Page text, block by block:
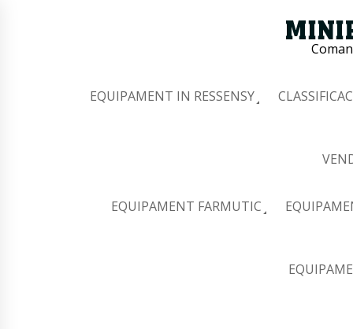
EQUIPAMENT IN RESSENSY
EQUIPAMENT FARMUTIC